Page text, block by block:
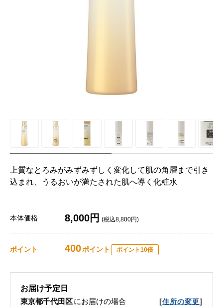
上質なとろみがみずみずしく変化して肌の角層まで引き
込まれ、うるおいが満たされた肌へ導く化粧水
本体価格 8,000円 (税込8,800円)
ポイント 400ポイント ポイント10倍
お届け予定日
東京都千代田区にお届けの場合 [住所の変更]